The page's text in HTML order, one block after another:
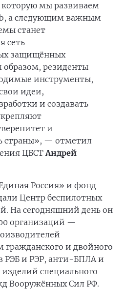
мы развиваем
а следующим важным
станет
сеть
защищённых
образом, резиденты
инструменты,
идеи,
и создавать
и
страны», — отметил
ЦБСТАндрей
Россия» и фонд
Центр беспилотных
На сегодняшний день он
организаций —
гражданского и двойного
РЭБ и РЭР, анти-БПЛА и
специального
Вооружённых Сил РФ.